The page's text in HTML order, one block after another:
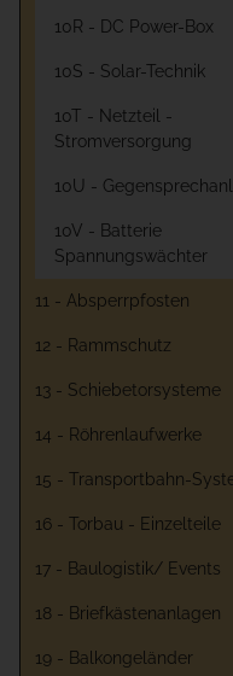
10R - DC Power-Box
10S - Solar-Technik
10T - Netzteil -
Stromversorgung
10U -
10V - Batterie
Spannungswächter
11 - Absperrpfosten
12 - Rammschutz
13 - Schiebetorsysteme
14 - Röhrenlaufwerke
15 - Transportbahn-
16 - Torbau - Einzelteile
17 - Baulogistik/ Events
18 - Briefkästenanlagen
19 - Balkongeländer